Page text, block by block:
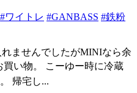
#ワイトレ #GANBASS #鉄粉
ませんでしたがMINIなら余
い物。 こーゆー時に冷蔵
帰宅し...